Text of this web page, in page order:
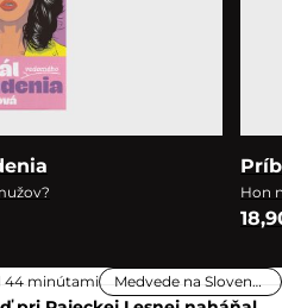
Hon
44 minútami Medvede na Slovensku